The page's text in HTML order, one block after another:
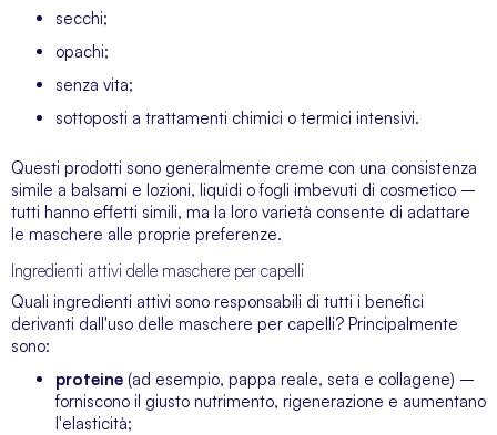
secchi;
opachi;
senza vita;
sottoposti a trattamenti chimici o termici intensivi.
Questi prodotti sono generalmente creme con una consistenza
simile a balsami e lozioni, liquidi o fogli imbevuti di cosmetico –
tutti hanno effetti simili, ma la loro varietà consente di adattare
le maschere alle proprie preferenze.
Ingredienti attivi delle maschere per capelli
Quali ingredienti attivi sono responsabili di tutti i benefici
derivanti dall'uso delle maschere per capelli? Principalmente
sono:
proteine (ad esempio, pappa reale, seta e collagene) –
forniscono il giusto nutrimento, rigenerazione e aumentano
l'elasticità;